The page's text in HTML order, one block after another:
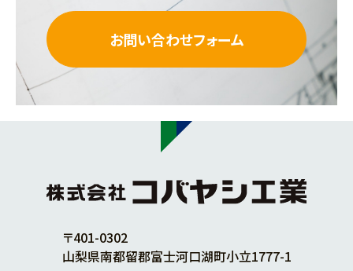
お問い合わせフォーム
〒401-0302
山梨県南都留郡富士河口湖町小立1777-1